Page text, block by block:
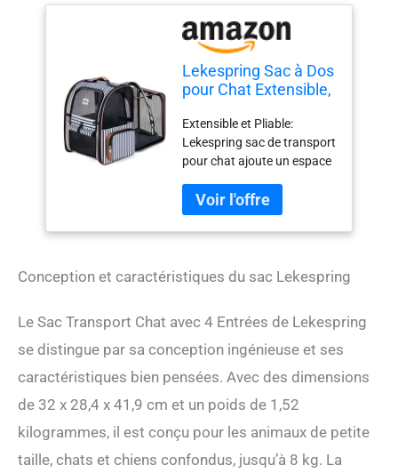
Lekespring Sac à Dos
pour Chat Extensible,
kg
Extensible et Pliable:
Lekespring sac de transport
pour chat ajoute un espace
normal. Après expansion,
l'espace intérieur
augmentera de 90%. Il se
besoin de l'utiliser et mesure
des animaux de petite et
moyenne taille et ne pèse
Maximale de l'air et 4
Entrées: Sac de transport
pour chien a 4 fenêtres
latérales en maille pour une
circulation optimale de l'air,
Conception et caractéristiques du sac Lekespring
Le Sac Transport Chat avec 4 Entrées de Lekespring
se distingue par sa conception ingénieuse et ses
caractéristiques bien pensées. Avec des dimensions
de 32 x 28,4 x 41,9 cm et un poids de 1,52
kilogrammes, il est conçu pour les animaux de petite
taille, chats et chiens confondus, jusqu’à 8 kg. La